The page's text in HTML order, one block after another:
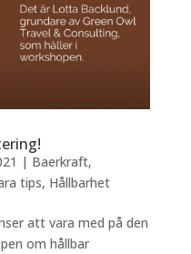
| Baerkraft,
tips, Hållbarhet
att vara med på den
om hållbar